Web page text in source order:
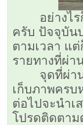
อย่างไร
ครับ ปัจจุบัน
ตามเวลา แ
รายทางที่ผ่า
จุดที่ผ่า
เก็บภาพครบ
ต่อไปจะนำเ
โปรดติดตา